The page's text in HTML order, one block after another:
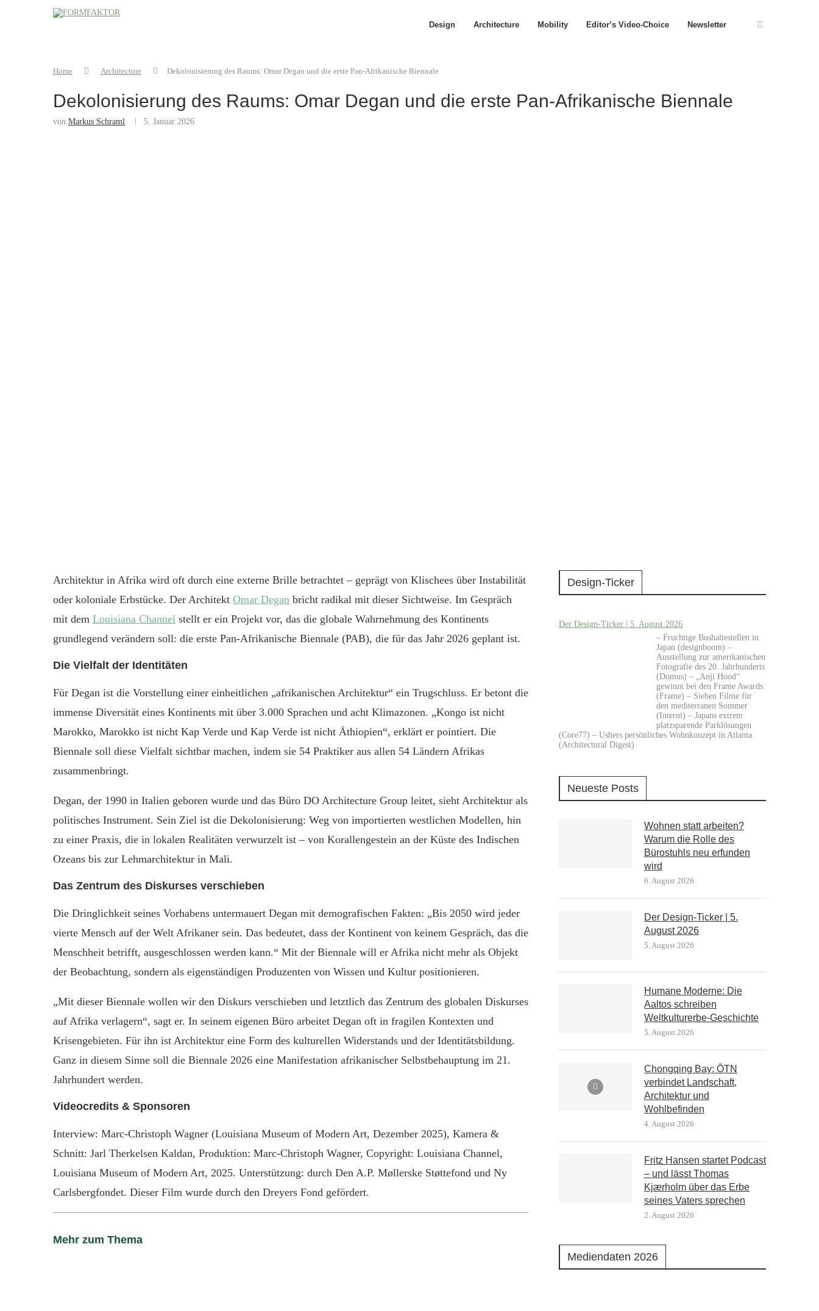
Design Architecture Mobility Editor’s Video-Choice Newsletter
Home Architecture Dekolonisierung des Raums: Omar Degan und die erste Pan-Afrikanische Biennale
Dekolonisierung des Raums: Omar Degan und die erste Pan-Afrikanische Biennale
von Markus Schraml 5. Januar 2026
Architektur in Afrika wird oft durch eine externe Brille betrachtet – geprägt von Klischees über Instabilität
oder koloniale Erbstücke. Der Architekt Omar Degan bricht radikal mit dieser Sichtweise. Im Gespräch
mit dem Louisiana Channel stellt er ein Projekt vor, das die globale Wahrnehmung des Kontinents
grundlegend verändern soll: die erste Pan-Afrikanische Biennale (PAB), die für das Jahr 2026 geplant ist.
Die Vielfalt der Identitäten
Für Degan ist die Vorstellung einer einheitlichen „afrikanischen Architektur“ ein Trugschluss. Er betont die
immense Diversität eines Kontinents mit über 3.000 Sprachen und acht Klimazonen. „Kongo ist nicht
Marokko, Marokko ist nicht Kap Verde und Kap Verde ist nicht Äthiopien“, erklärt er pointiert. Die
Biennale soll diese Vielfalt sichtbar machen, indem sie 54 Praktiker aus allen 54 Ländern Afrikas
zusammenbringt.
Degan, der 1990 in Italien geboren wurde und das Büro DO Architecture Group leitet, sieht Architektur als
politisches Instrument. Sein Ziel ist die Dekolonisierung: Weg von importierten westlichen Modellen, hin
zu einer Praxis, die in lokalen Realitäten verwurzelt ist – von Korallengestein an der Küste des Indischen
Ozeans bis zur Lehmarchitektur in Mali.
Das Zentrum des Diskurses verschieben
Die Dringlichkeit seines Vorhabens untermauert Degan mit demografischen Fakten: „Bis 2050 wird jeder
vierte Mensch auf der Welt Afrikaner sein. Das bedeutet, dass der Kontinent von keinem Gespräch, das die
Menschheit betrifft, ausgeschlossen werden kann.“ Mit der Biennale will er Afrika nicht mehr als Objekt
der Beobachtung, sondern als eigenständigen Produzenten von Wissen und Kultur positionieren.
„Mit dieser Biennale wollen wir den Diskurs verschieben und letztlich das Zentrum des globalen Diskurses
auf Afrika verlagern“, sagt er. In seinem eigenen Büro arbeitet Degan oft in fragilen Kontexten und
Krisengebieten. Für ihn ist Architektur eine Form des kulturellen Widerstands und der Identitätsbildung.
Ganz in diesem Sinne soll die Biennale 2026 eine Manifestation afrikanischer Selbstbehauptung im 21.
Jahrhundert werden.
Videocredits & Sponsoren
Interview: Marc-Christoph Wagner (Louisiana Museum of Modern Art, Dezember 2025), Kamera &
Schnitt: Jarl Therkelsen Kaldan, Produktion: Marc-Christoph Wagner, Copyright: Louisiana Channel,
Louisiana Museum of Modern Art, 2025. Unterstützung: durch Den A.P. Møllerske Støttefond und Ny
Carlsbergfondet. Dieser Film wurde durch den Dreyers Fond gefördert.
Mehr zum Thema
Design-Ticker
Der Design-Ticker | 5. August 2026
– Fruchtige Bushaltestellen in
Japan (designboom) –
Ausstellung zur amerikanischen
Fotografie des 20. Jahrhunderts
(Domus) – „Anji Hood“
gewinnt bei den Frame Awards
(Frame) – Sieben Filme für
den mediterranen Sommer
(Interni) – Japans extrem
platzsparende Parklösungen
(Core77) – Ushers persönliches Wohnkonzept in Atlanta
(Architectural Digest)
Neueste Posts
Wohnen statt arbeiten?
Warum die Rolle des
Bürostuhls neu erfunden
wird
6. August 2026
Der Design-Ticker | 5.
August 2026
5. August 2026
Humane Moderne: Die
Aaltos schreiben
Weltkulturerbe-Geschichte
5. August 2026
Chongqing Bay: ŌTN
verbindet Landschaft,
Architektur und
Wohlbefinden
4. August 2026
Fritz Hansen startet Podcast
– und lässt Thomas
Kjærholm über das Erbe
seines Vaters sprechen
2. August 2026
Mediendaten 2026